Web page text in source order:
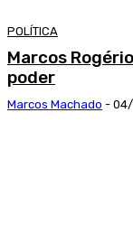
POLÍTICA
Marcos
poder
Marcos Machado -